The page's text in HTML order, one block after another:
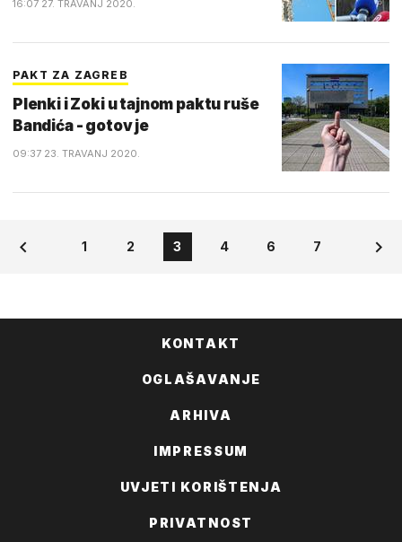
16:07 27. TRAVANJ 2020.
PAKT ZA ZAGREB
Plenki i Zoki u tajnom paktu ruše
Bandića - gotov je
09:37 23. TRAVANJ 2020.
1 2 3 4 6 7
KONTAKT
OGLAŠAVANJE
ARHIVA
IMPRESSUM
UVJETI KORIŠTENJA
PRIVATNOST